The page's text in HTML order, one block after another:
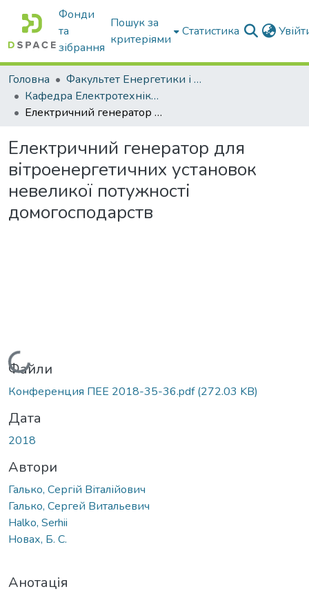
Фонди
та
зібрання
Пошук за
критеріями
Статистика
Головна
Факультет Енергетики і комп'ютерних технологій
Кафедра Електротехніки і електромеханіки ім. проф. В.В. Овчарова
Електричний генератор для вітроенергетичних установок невеликої потужності домогосподарств
Електричний генератор для
вітроенергетичних установок
невеликої потужності
домогосподарств
Вантажиться...
Файли
Конференция ПЕЕ 2018-35-36.pdf(272.03 KB)
Дата
2018
Автори
Галько, Сергій Віталійович
Галько, Сергей Витальевич
Halko, Serhii
Новах, Б. С.
Анотація